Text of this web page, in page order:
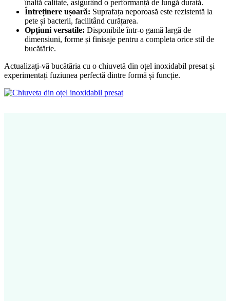
înaltă calitate, asigurând o performanță de lungă durată.
Întreținere ușoară: Suprafața neporoasă este rezistentă la
pete și bacterii, facilitând curățarea.
Opțiuni versatile: Disponibile într-o gamă largă de
dimensiuni, forme și finisaje pentru a completa orice stil de
bucătărie.
Actualizați-vă bucătăria cu o chiuvetă din oțel inoxidabil presat și
experimentați fuziunea perfectă dintre formă și funcție.